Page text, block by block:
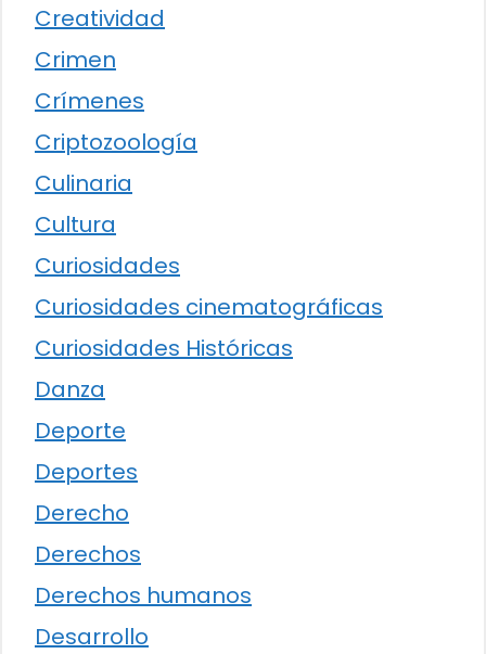
Creatividad
Crimen
Crímenes
Criptozoología
Culinaria
Cultura
Curiosidades
Curiosidades cinematográficas
Curiosidades Históricas
Danza
Deporte
Deportes
Derecho
Derechos
Derechos humanos
Desarrollo